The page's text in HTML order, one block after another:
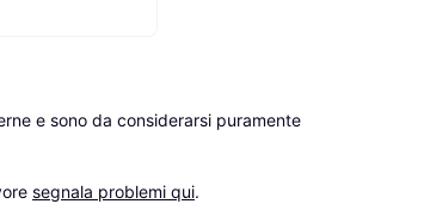
e sono da considerarsi puramente
segnala problemi qui.